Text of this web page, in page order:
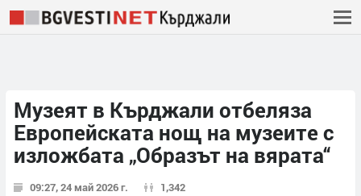
Музеят в Кърджали отбеляза
Европейската нощ на музеите с
изложбата „Образът на вярата“
09:27, 24 май 2026 г. 1,342